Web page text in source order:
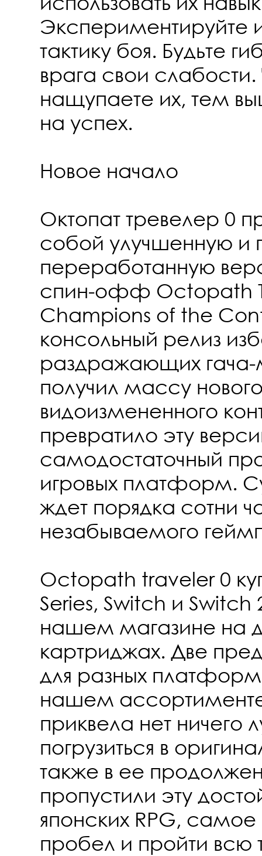
Экспериментируйте
тактику боя. Будьте
врага свои
нащупаете их, тем
на успех.
Новое начало
Октопат тревелер 0
собой улучшенную и
переработанную
спин-офф Octopath
Champions of the
консольный релиз
раздражающих гача-
получил массу
видоизмененного
превратило эту
самодостаточный
игровых платформ.
ждет порядка сотни
незабываемого
Octopath traveler 0
Series, Switch и
нашем магазине на
картриджах. Две
для разных платформ
нашем
приквела нет ничего
погрузиться в
также в ее
пропустили эту
японских RPG, самое
пробел и пройти всю